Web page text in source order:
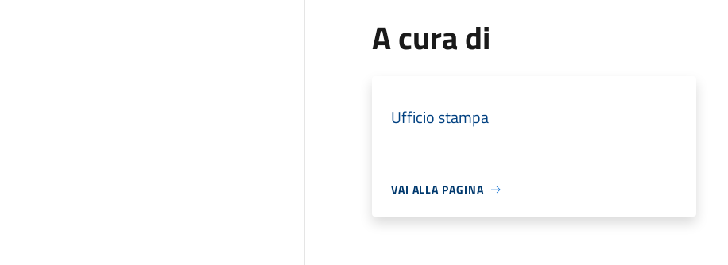
A cura di
Ufficio stampa
VAI ALLA PAGINA